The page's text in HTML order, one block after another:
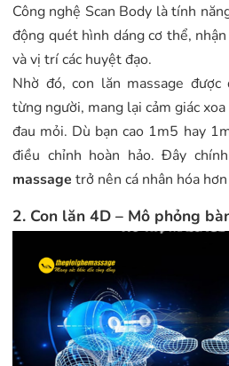
Công nghệ Scan Body là tính
động quét hình dáng cơ thể,
và vị trí các huyệt đạo.
Nhờ đó, con lăn massage
từng người, mang lại cảm giác
đau mỏi. Dù bạn cao 1m5 hay
điều chỉnh hoàn hảo. Đây
massage trở nên cá nhân hóa
2. Con lăn 4D – Mô phỏng